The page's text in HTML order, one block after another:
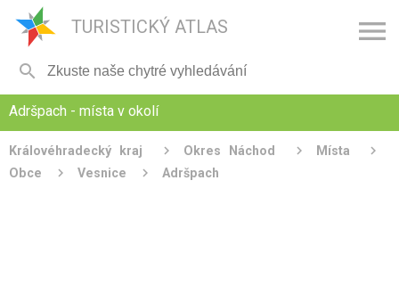
TURISTICKÝ ATLAS 

Adršpach - místa v okolí
Královéhradecký kraj Okres Náchod
Místa
Obce
Vesnice Adršpach